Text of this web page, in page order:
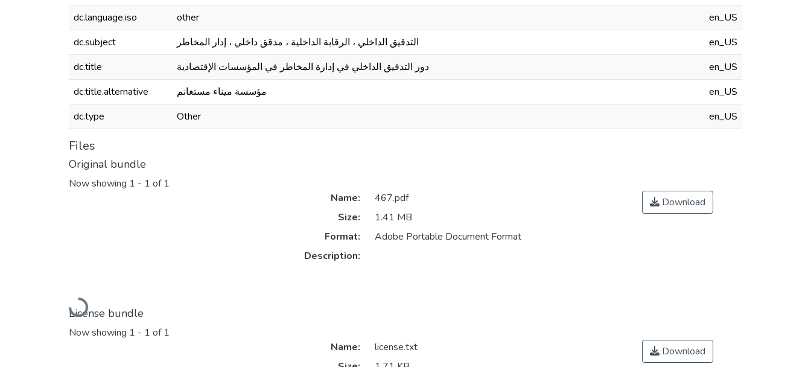
dc.language.iso
other
en_US
dc.subject
التدقيق الداخلي ، الرقابة الداخلية ، مدقق داخلي ، إدار المخاطر
en_US
dc.title
دور التدقيق الداخلي في إدارة المخاطر في المؤسسات الإقتصادية
en_US
dc.title.alternative
مؤسسة ميناء مستغانم
en_US
dc.type
Other en_US
Files
Original bundle
Now showing 1 - 1 of 1
Loading...
Name:
467.pdf
Size:
1.41 MB
Format:
Adobe Portable Document Format
Description:
Download
License bundle
Now showing 1 - 1 of 1
Name:
license.txt
Download